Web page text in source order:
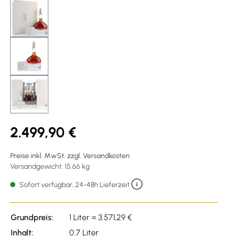
2.499,90 €
Preise inkl. MwSt. zzgl. Versandkosten
Versandgewicht: 15.66 kg
Sofort verfügbar, 24-48h Lieferzeit
Grundpreis:
1 Liter = 3.571,29 €
Inhalt:
0.7 Liter